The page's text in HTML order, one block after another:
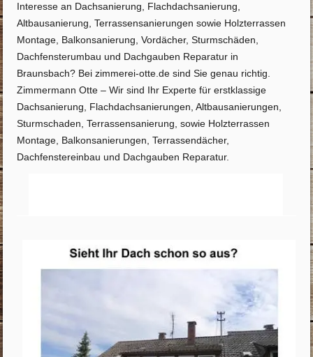
Interesse an Dachsanierung, Flachdachsanierung,
Altbausanierung, Terrassensanierungen sowie Holzterrassen
Montage, Balkonsanierung, Vordächer, Sturmschäden,
Dachfensterumbau und Dachgauben Reparatur in
Braunsbach? Bei zimmerei-otte.de sind Sie genau richtig.
Zimmermann Otte – Wir sind Ihr Experte für erstklassige
Dachsanierung, Flachdachsanierungen, Altbausanierungen,
Sturmschaden, Terrassensanierung, sowie Holzterrassen
Montage, Balkonsanierungen, Terrassendächer,
Dachfenstereinbau und Dachgauben Reparatur.